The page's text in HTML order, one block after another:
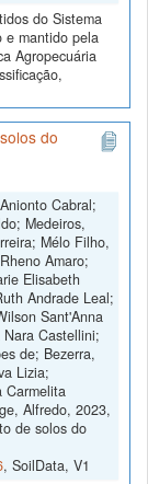
do Sistema
e mantido pela
Agropecuária
do
Cabral;
Medeiros,
Mélo Filho,
Amaro;
Elisabeth
Andrade Leal;
Sant'Anna
Castellini;
de; Bezerra,
Lizia;
Carmelita
Alfredo, 2023,
de solos do
, SoilData, V1